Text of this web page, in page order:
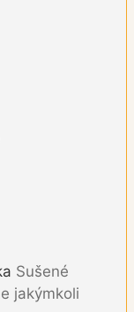
Sušené
jakýmkoli